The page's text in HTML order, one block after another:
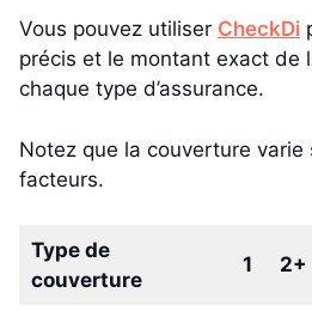
Vous pouvez utiliser CheckDi
précis et le montant exact de
chaque type d’assurance.
Notez que la couverture varie
facteurs.
Type de
couverture
1 2+